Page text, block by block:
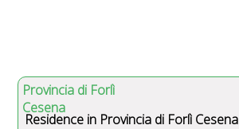
Provincia di Forlì
Cesena
Residence in Provincia di Forlì Cesena